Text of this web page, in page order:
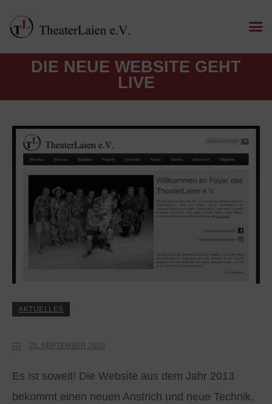
DIE NEUE WEBSITE GEHT
LIVE
AKTUELLES
25. SEPTEMBER 2020
Es ist soweit! Die Website aus dem Jahr 2013
bekommt einen neuen Anstrich und neue Technik.